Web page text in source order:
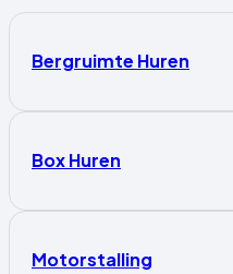
Bergruimte Huren
Box Huren
Motorstalling